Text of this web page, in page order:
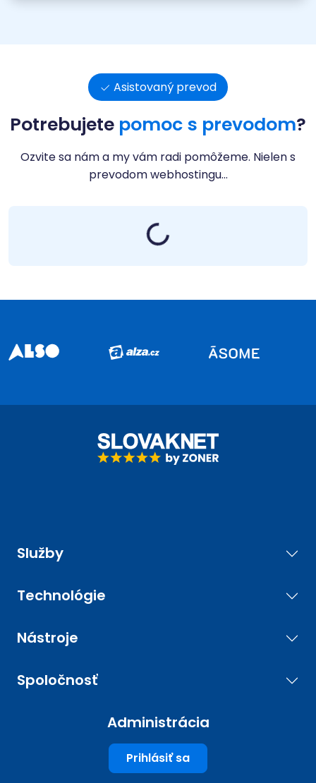
Asistovaný prevod
Potrebujete pomoc s prevodom?
Ozvite sa nám a my vám radi pomôžeme. Nielen s
prevodom webhostingu...
Nahrávam...
Služby
Technológie
Nástroje
Spoločnosť
Administrácia
Prihlásiť sa